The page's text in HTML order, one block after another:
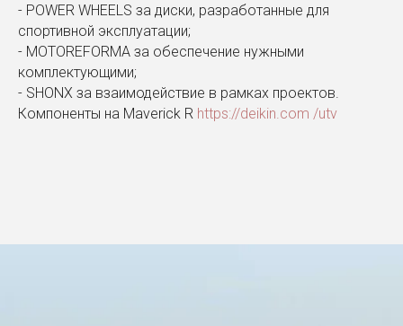
- POWER WHEELS за диски, разработанные для
спортивной эксплуатации;
- MOTOREFORMA за обеспечение нужными
комплектующими;
- SHONX за взаимодействие в рамках проектов.
Компоненты на Maverick R https://deikin.com /utv